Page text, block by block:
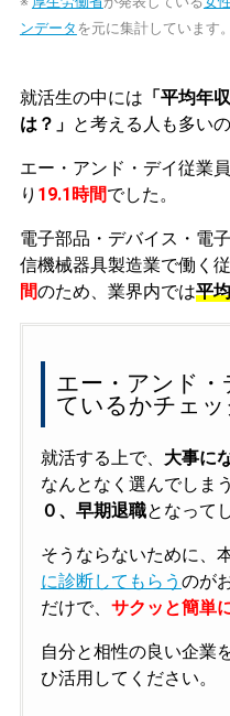
ンデータ を元に集計しています。
就活生の中には 「平均年
は？」 と考える人も多い
エー・アンド・デイ従業
り 19.1時間でした。
電子部品・デバイス・電
信機械器具製造業で働く
間のため、業界内では平
エー・アンド
ているかチェッ
就活する上で、 大事に
なんとなく選んでしま
０、早期退職となって
そうならないために、
に診断してもらう のが
だけで、 サクッと簡単
自分と相性の良い企業
ひ活用してください。